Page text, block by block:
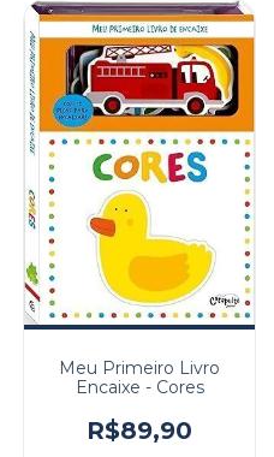
Meu Primeiro Livro
Encaixe - Cores
R$89,90